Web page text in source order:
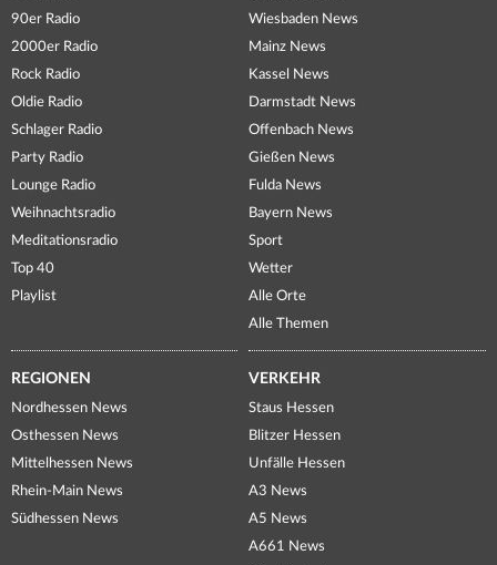
90er Radio
2000er Radio
Rock Radio
Oldie Radio
Schlager Radio
Party Radio
Lounge Radio
Weihnachtsradio
Meditationsradio
Top 40
Playlist
Wiesbaden News
Mainz News
Kassel News
Darmstadt News
Offenbach News
Gießen News
Fulda News
Bayern News
Sport
Wetter
Alle Orte
Alle Themen
REGIONEN
Nordhessen News
Osthessen News
Mittelhessen News
Rhein-Main News
Südhessen News
VERKEHR
Staus Hessen
Blitzer Hessen
Unfälle Hessen
A3 News
A5 News
A661 News